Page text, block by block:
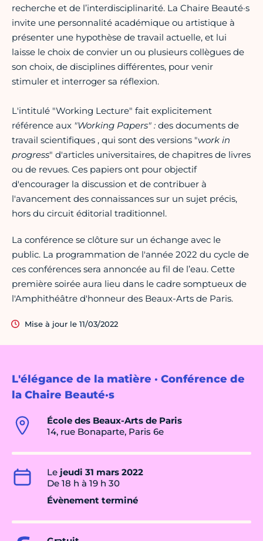
L'élégance de la matière · Conférence de
la Chaire Beauté·s
École des Beaux-Arts de Paris
14, rue Bonaparte, Paris 6e
Le jeudi 31 mars 2022
De 18 h à 19 h 30
Évènement terminé
recherche et de l’interdisciplinarité. La Chaire Beauté·s
invite une personnalité académique ou artistique à
présenter une hypothèse de travail actuelle, et lui
laisse le choix de convier un ou plusieurs collègues de
son choix, de disciplines différentes, pour venir
stimuler et interroger sa réflexion.
L'intitulé "Working Lecture" fait explicitement
référence aux "Working Papers" : des documents de
travail scientifiques , qui sont des versions "work in
progress" d'articles universitaires, de chapitres de livres
ou de revues. Ces papiers ont pour objectif
d'encourager la discussion et de contribuer à
l'avancement des connaissances sur un sujet précis,
hors du circuit éditorial traditionnel.
La conférence se clôture sur un échange avec le
public. La programmation de l'année 2022 du cycle de
ces conférences sera annoncée au fil de l’eau. Cette
première soirée aura lieu dans le cadre somptueux de
l'Amphithéâtre d'honneur des Beaux-Arts de Paris.
Mise à jour le 11/03/2022